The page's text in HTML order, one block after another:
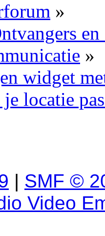
»
»
widget
locatie
| SMF ©
Video